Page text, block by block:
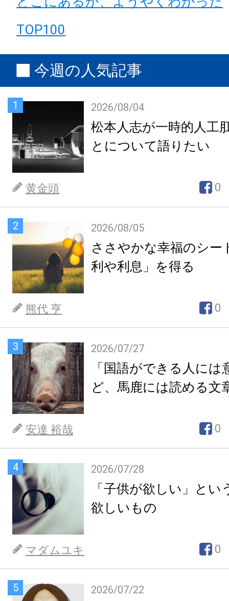
TOP100
今週の人気記事
1 2026/08/04
松本人志が一時的人工
とについて語りたい
黄金頭 0
2 2026/08/05
ささやかな幸福のシー
利や利息」を得る
熊代 亨 0
3 2026/07/27
「国語ができる人には
ど、馬鹿には読める文
安達 裕哉 0
4 2026/07/28
「子供が欲しい」とい
欲しいもの
マダムユキ 0
5 2026/07/22